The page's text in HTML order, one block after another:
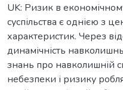
UK: Ризик в
суспільства є однією з
характеристик. Через
динамічність
знань про навколишній
небезпеки і ризику